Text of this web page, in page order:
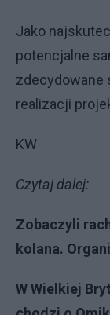
Jako
potencjalne
zdecydowane
realizacji
KW
Czytaj dalej:
Zobaczyli
kolana.
W Wielkiej